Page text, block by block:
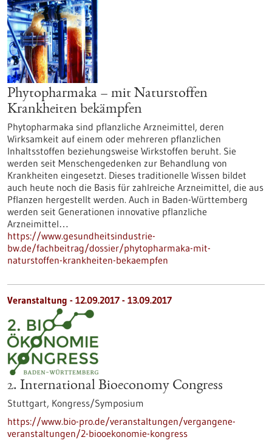
Phytopharmaka – mit Naturstoffen
Krankheiten bekämpfen
Phytopharmaka sind pflanzliche Arzneimittel, deren
Wirksamkeit auf einem oder mehreren pflanzlichen
Inhaltsstoffen beziehungsweise Wirkstoffen beruht. Sie
werden seit Menschengedenken zur Behandlung von
Krankheiten eingesetzt. Dieses traditionelle Wissen bildet
auch heute noch die Basis für zahlreiche Arzneimittel, die aus
Pflanzen hergestellt werden. Auch in Baden-Württemberg
werden seit Generationen innovative pflanzliche
Arzneimittel…
https://www.gesundheitsindustrie-
bw.de/fachbeitrag/dossier/phytopharmaka-mit-
naturstoffen-krankheiten-bekaempfen
Veranstaltung - 12.09.2017 - 13.09.2017
2. International Bioeconomy Congress
Stuttgart, Kongress/Symposium
https://www.bio-pro.de/veranstaltungen/vergangene-
veranstaltungen/2-biooekonomie-kongress